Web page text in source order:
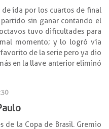
ida por los cuartos de final
sin ganar contando el
tuvo dificultades para
momento; y lo logró vía
favorito de la serie pero ya dio
en la llave anterior eliminó
de la Copa de Brasil. Gremio